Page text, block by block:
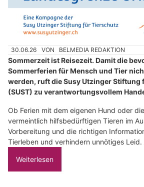
30.06.26 VON BELMEDIA REDAKTION
Sommerzeit ist Reisezeit. Damit die
Sommerferien für Mensch und Tier
werden, ruft die Susy Utzinger Stiftung
(SUST) zu verantwortungsvollem
Ob Ferien mit dem eigenen Hund oder
vermeintlich hilfsbedürftigen Tieren im
Vorbereitung und die richtigen
Tierleben und verhindern unnötiges Leid.
Weiterlesen